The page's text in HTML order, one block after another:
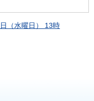
（水曜日） 13時